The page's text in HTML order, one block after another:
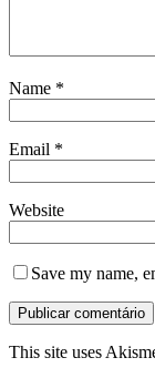
Name *
Email *
Website
Save my name,
This site uses